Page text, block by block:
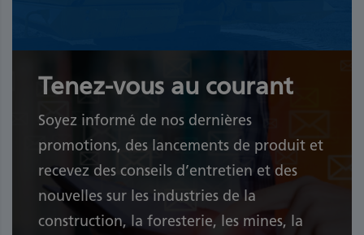
Tenez-vous au courant
Soyez informé de nos dernières
promotions, des lancements de produit et
recevez des conseils d’entretien et des
nouvelles sur les industries de la
construction, la foresterie, les mines, la